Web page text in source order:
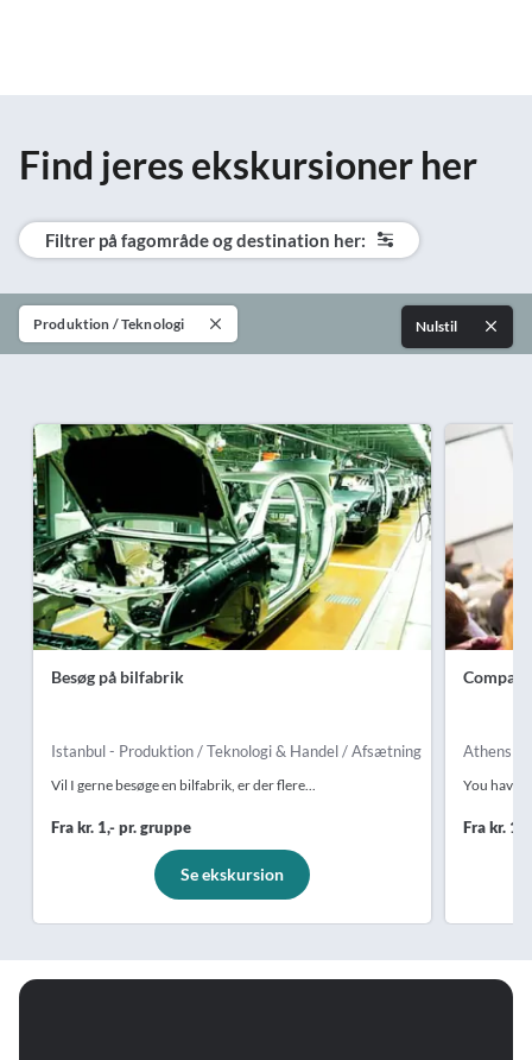
Find jeres ekskursioner her
Filtrer på fagområde og destination her:
Produktion / Teknologi Nulstil
Besøg på bilfabrik
Istanbul - Produktion / Teknologi & Handel / Afsætning
Vil I gerne besøge en bilfabrik, er der flere...
Fra kr. 1,- pr. gruppe
Se ekskursion
Athens -
You have
Fra kr.